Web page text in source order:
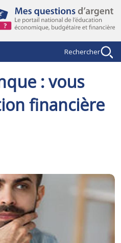
Rechercher
: vous
financière